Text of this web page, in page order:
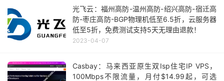
光飞云：福州高防-温州高防-绍兴高防-宿迁高
防-枣庄高防-BGP物理机低至6.5折，云服务器
低至5折，免费测试支持5天无理由退款！
2023-04-07
Casbay：马来西亚原生双Isp住宅IP VPS，
100Mbps不限流量，月付$14.99起，可选